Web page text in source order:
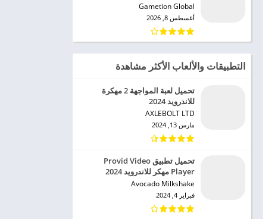
Gametion Global‏
أغسطس 8, 2026
التطبيقات والألعاب الأكثر مشاهدة
تحميل لعبة المواجهة 2 مهكرة
للاندرويد 2024
AXLEBOLT LTD‏
مارس 13, 2024
تحميل تطبيق Provid Video
Player مهكر للاندرويد 2024
Avocado Milkshake‏
فبراير 4, 2024